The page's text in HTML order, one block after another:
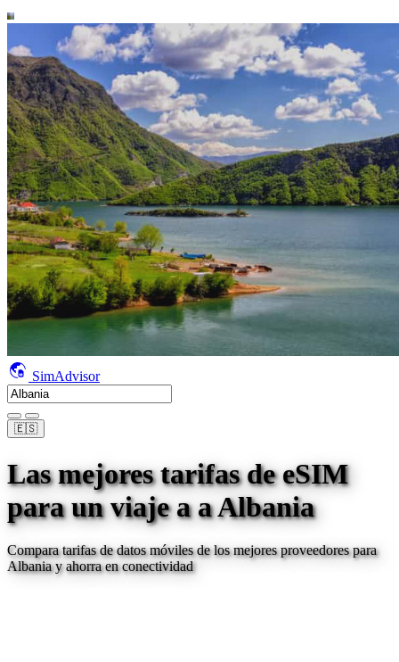
SimAdvisor
🇪🇸
Las mejores tarifas de eSIM
para un viaje aa Albania
Compara tarifas de datos móviles de los mejores proveedores para
Albaniay ahorra en conectividad